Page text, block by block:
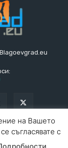
на Вашето
съгласявате с